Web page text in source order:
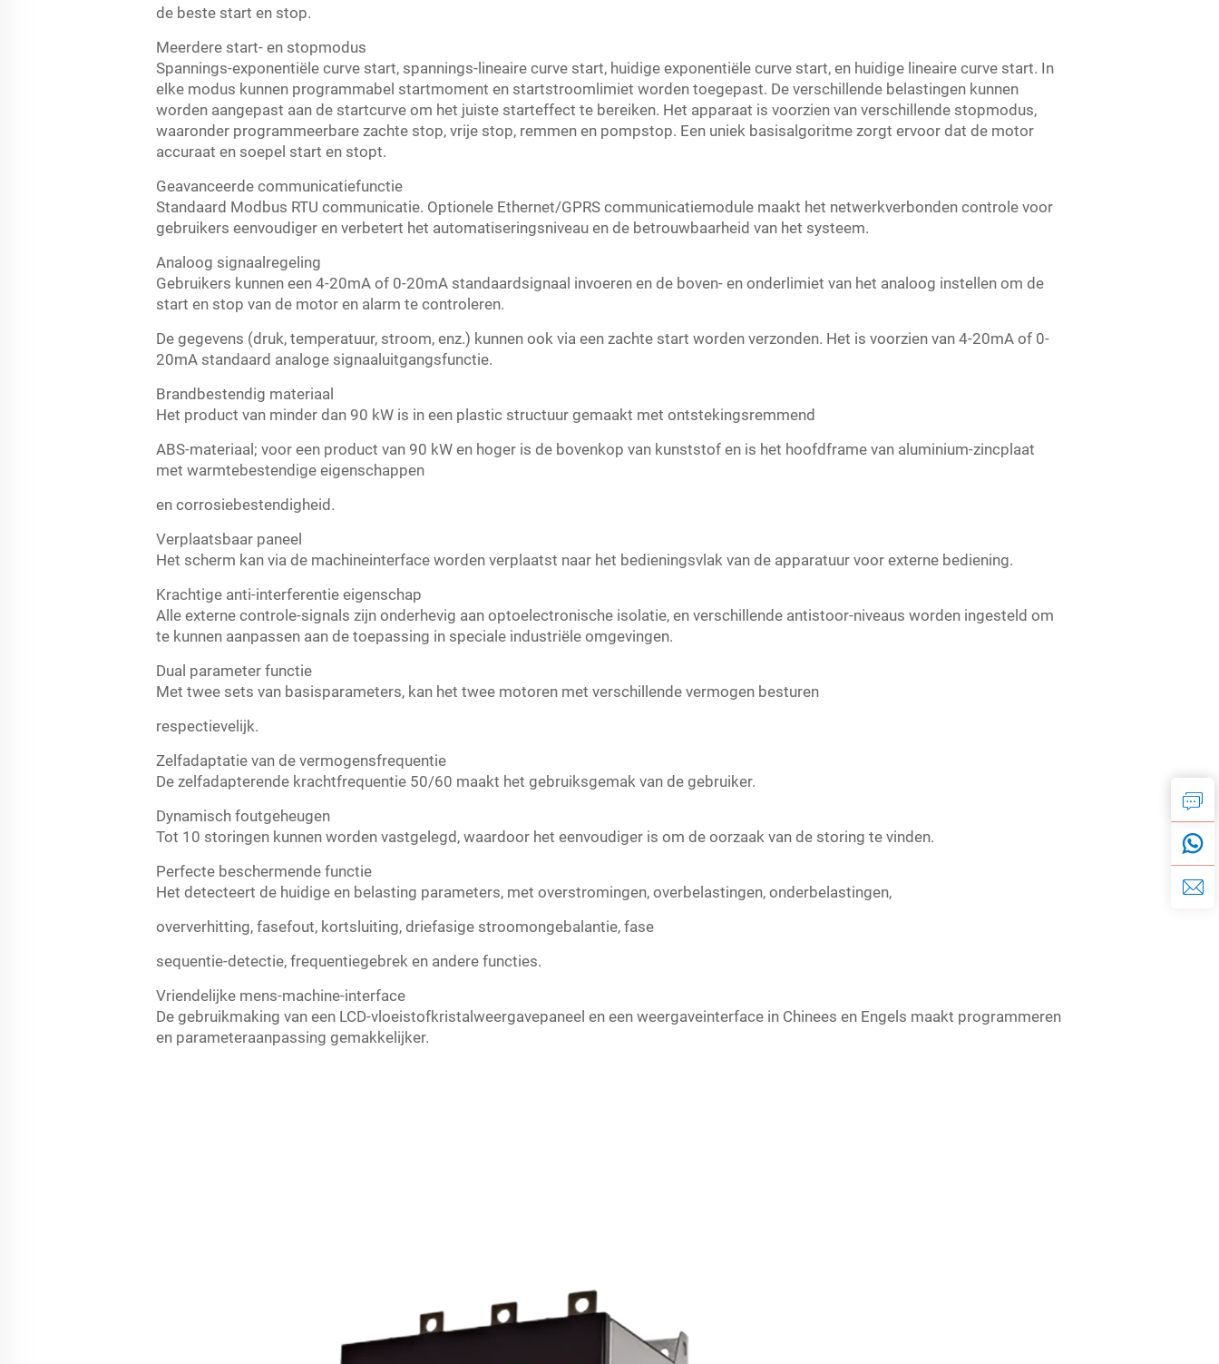
de beste start en stop.
Meerdere start- en stopmodus
Spannings-exponentiële curve start, spannings-lineaire curve start, huidige exponentiële curve start, en huidige lineaire curve start. In
elke modus kunnen programmabel startmoment en startstroomlimiet worden toegepast. De verschillende belastingen kunnen
worden aangepast aan de startcurve om het juiste starteffect te bereiken. Het apparaat is voorzien van verschillende stopmodus,
waaronder programmeerbare zachte stop, vrije stop, remmen en pompstop. Een uniek basisalgoritme zorgt ervoor dat de motor
accuraat en soepel start en stopt.
Geavanceerde communicatiefunctie
Standaard Modbus RTU communicatie. Optionele Ethernet/GPRS communicatiemodule maakt het netwerkverbonden controle voor
gebruikers eenvoudiger en verbetert het automatiseringsniveau en de betrouwbaarheid van het systeem.
Analoog signaalregeling
Gebruikers kunnen een 4-20mA of 0-20mA standaardsignaal invoeren en de boven- en onderlimiet van het analoog instellen om de
start en stop van de motor en alarm te controleren.
De gegevens (druk, temperatuur, stroom, enz.) kunnen ook via een zachte start worden verzonden. Het is voorzien van 4-20mA of 0-
20mA standaard analoge signaaluitgangsfunctie.
Brandbestendig materiaal
Het product van minder dan 90 kW is in een plastic structuur gemaakt met ontstekingsremmend
ABS-materiaal; voor een product van 90 kW en hoger is de bovenkop van kunststof en is het hoofdframe van aluminium-zincplaat
met warmtebestendige eigenschappen
en corrosiebestendigheid.
Verplaatsbaar paneel
Het scherm kan via de machineinterface worden verplaatst naar het bedieningsvlak van de apparatuur voor externe bediening.
Krachtige anti-interferentie eigenschap
Alle externe controle-signals zijn onderhevig aan optoelectronische isolatie, en verschillende antistoor-niveaus worden ingesteld om
te kunnen aanpassen aan de toepassing in speciale industriële omgevingen.
Dual parameter functie
Met twee sets van basisparameters, kan het twee motoren met verschillende vermogen besturen
respectievelijk.
Zelfadaptatie van de vermogensfrequentie
De zelfadapterende krachtfrequentie 50/60 maakt het gebruiksgemak van de gebruiker.
Dynamisch foutgeheugen
Tot 10 storingen kunnen worden vastgelegd, waardoor het eenvoudiger is om de oorzaak van de storing te vinden.
Perfecte beschermende functie
Het detecteert de huidige en belasting parameters, met overstromingen, overbelastingen, onderbelastingen,
oververhitting, fasefout, kortsluiting, driefasige stroomongebalantie, fase
sequentie-detectie, frequentiegebrek en andere functies.
Vriendelijke mens-machine-interface
De gebruikmaking van een LCD-vloeistofkristalweergavepaneel en een weergaveinterface in Chinees en Engels maakt programmeren
en parameteraanpassing gemakkelijker.